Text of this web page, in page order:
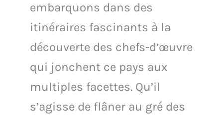
embarquons dans des
itinéraires fascinants à la
découverte des chefs-d’œuvre
qui jonchent ce pays aux
multiples facettes. Qu’il
s’agisse de flâner au gré des